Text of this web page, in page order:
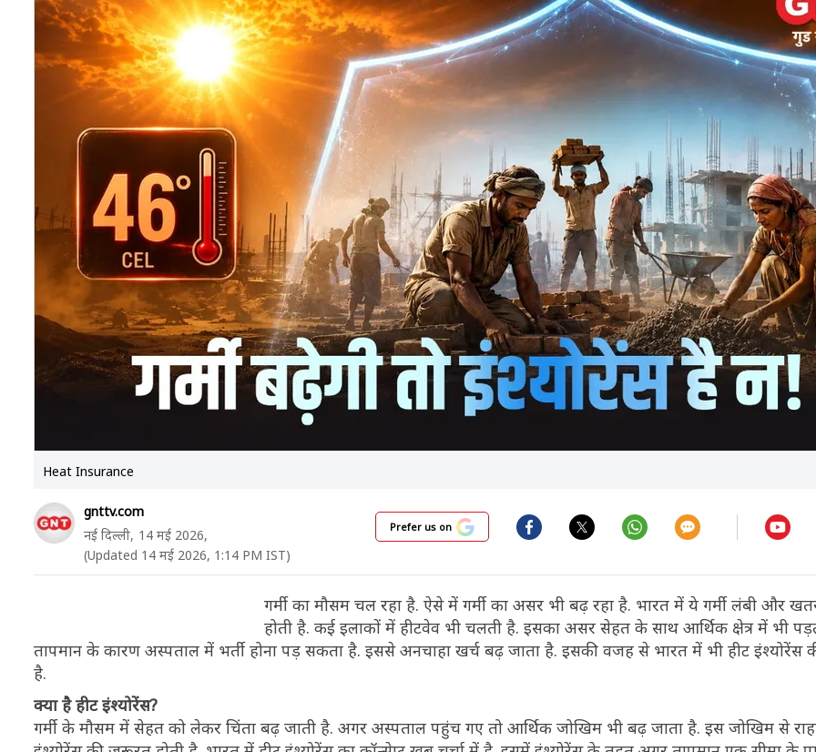
Heat Insurance
gnttv.com
नई दिल्ली, 14 मई 2026,
(Updated 14 मई 2026, 1:14 PM IST)
Prefer us on
गर्मी का मौसम चल रहा है. ऐसे में गर्मी का असर भी बढ़ रहा है. भारत में ये गर्मी लंबी और
होती है. कई इलाकों में हीटवेव भी चलती है. इसका असर सेहत के साथ आर्थिक क्षेत्र में भी
तापमान के कारण अस्पताल में भर्ती होना पड़ सकता है. इससे अनचाहा खर्च बढ़ जाता है. इसकी वजह से भारत में भी हीट इंश्योरेंस की
है.
क्या है हीट इंश्योरेंस?
गर्मी के मौसम में सेहत को लेकर चिंता बढ़ जाती है. अगर अस्पताल पहुंच गए तो आर्थिक जोखिम भी बढ़ जाता है. इस जोखिम से